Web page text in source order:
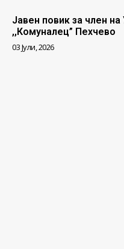
Јавен повик за член
,,Комуналец” Пехчево
03 Јули, 2026